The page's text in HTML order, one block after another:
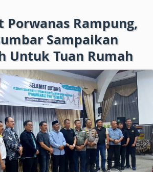
Porwanas Rampung,
Sampaikan
Untuk Tuan Rumah